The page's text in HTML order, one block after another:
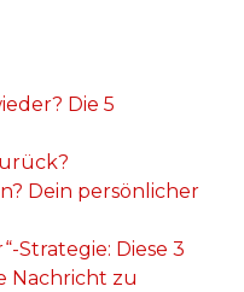
Die 5
Dein persönlicher
Strategie: Diese 3
Nachricht zu